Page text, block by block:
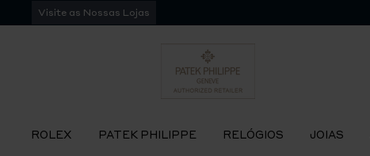
para
Visite as Nossas Lojas
ROLEX PATEK PHILIPPE RELÓGIOS JOIAS